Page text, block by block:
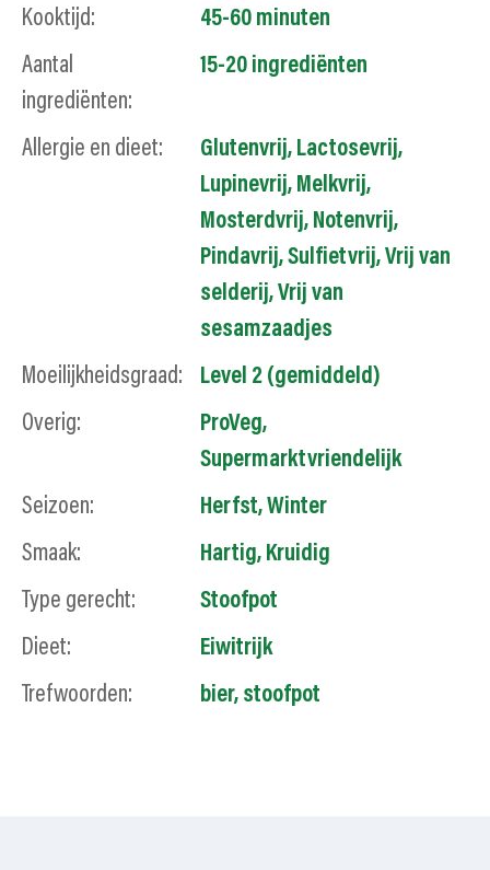
Kooktijd:
45-60 minuten
Aantal
ingrediënten:
15-20 ingrediënten
Allergie en dieet: Glutenvrij, Lactosevrij,
Lupinevrij, Melkvrij,
Mosterdvrij, Notenvrij,
Pindavrij,Sulfietvrij,Vrij van
selderij,Vrij van
sesamzaadjes
Moeilijkheidsgraad:
Level 2 (gemiddeld)
Overig:
ProVeg,
Supermarktvriendelijk
Seizoen:
Herfst,Winter
Smaak:
Hartig, Kruidig
Type gerecht:
Stoofpot
Dieet:
Eiwitrijk
Trefwoorden:
bier, stoofpot